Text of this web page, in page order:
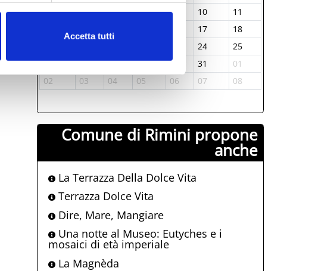
Accetta tutti
05
06 07 08 09 10
11
17
18
24
25
26
27 28 29 30 31
01
02
03 04 05 06 07 08
Comune di Rimini propone
anche
La Terrazza Della Dolce Vita
Terrazza Dolce Vita
Dire, Mare, Mangiare
Una notte al Museo: Eutyches e i
mosaici di età imperiale
La Magnèda